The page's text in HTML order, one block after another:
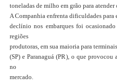
toneladas de milho em grão para atender
A Companhia enfrenta dificuldades para
declínio nos embarques foi
regiões
produtoras, em sua maioria para
(SP) e Paranaguá (PR), o que
no
mercado.